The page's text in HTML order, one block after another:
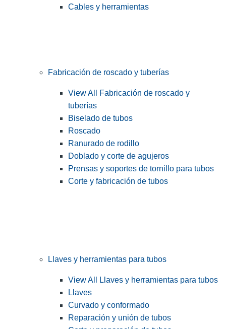
Cables y herramientas
Fabricación de roscado y tuberías
View All Fabricación de roscado y
tuberías
Biselado de tubos
Roscado
Ranurado de rodillo
Doblado y corte de agujeros
Prensas y soportes de tornillo para tubos
Corte y fabricación de tubos
Llaves y herramientas para tubos
View All Llaves y herramientas para tubos
Llaves
Curvado y conformado
Reparación y unión de tubos